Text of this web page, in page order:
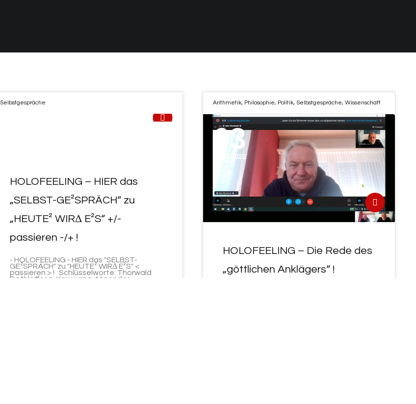
Selbstgespräche
HOLOFEELING – HIER das
„SELBST-GE²SPRÄCH“ zu
„HEUTE² WIRΔ E²S“ +/-
passieren -/+ !
- HOLOFEELING - HIER das "SELBST-
GE²SPRÄCH" zu "HEUTE² WIRΔ E²S" <
passieren > ! Schlüsselworte: Thorwald
Dethleffsen, Kawwana, tönendes…
Arithmetik, Philosophie, Politik, Selbstgespräche, Wissenschaft
03
OKT. 2022
HOLOFEELING – Die Rede des
„göttlichen Anklägers“ !